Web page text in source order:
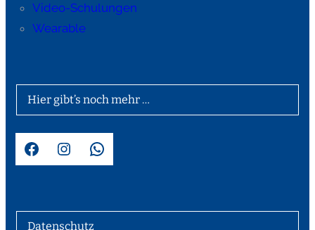
Video-Schulungen
Wearable
Hier gibt’s noch mehr …
Facebook Instagram WhatsApp
Datenschutz